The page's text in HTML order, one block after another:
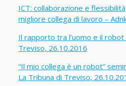
ICT: collaborazione e
migliore collega di lavoro –
Il rapporto tra l’uomo e il
Treviso, 26.10.2016
“Il mio collega è un robot”
La Tribuna di Treviso,